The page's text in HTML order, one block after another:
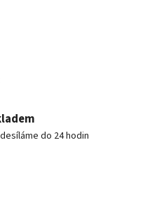
do 24 hodin